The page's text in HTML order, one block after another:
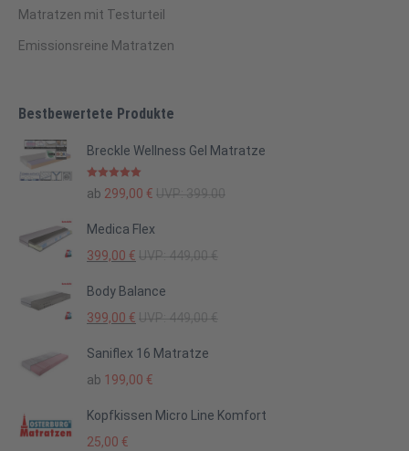
Matratzen mit Testurteil
Emissionsreine Matratzen
Bestbewertete Produkte
Breckle Wellness Gel Matratze
Bewertet mit
5.00von 5
ab 299,00 € UVP: 399.00
Medica Flex
399,00 € UVP: 449,00 €
Body Balance
399,00 € UVP: 449,00 €
Saniflex 16 Matratze
ab 199,00 €
Kopfkissen Micro Line Komfort
25,00 €